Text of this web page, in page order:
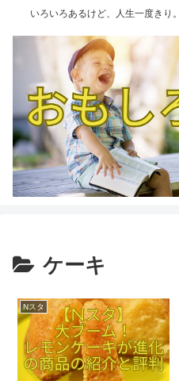
いろいろあるけど、人生一度きり
ケーキ
Nスタ